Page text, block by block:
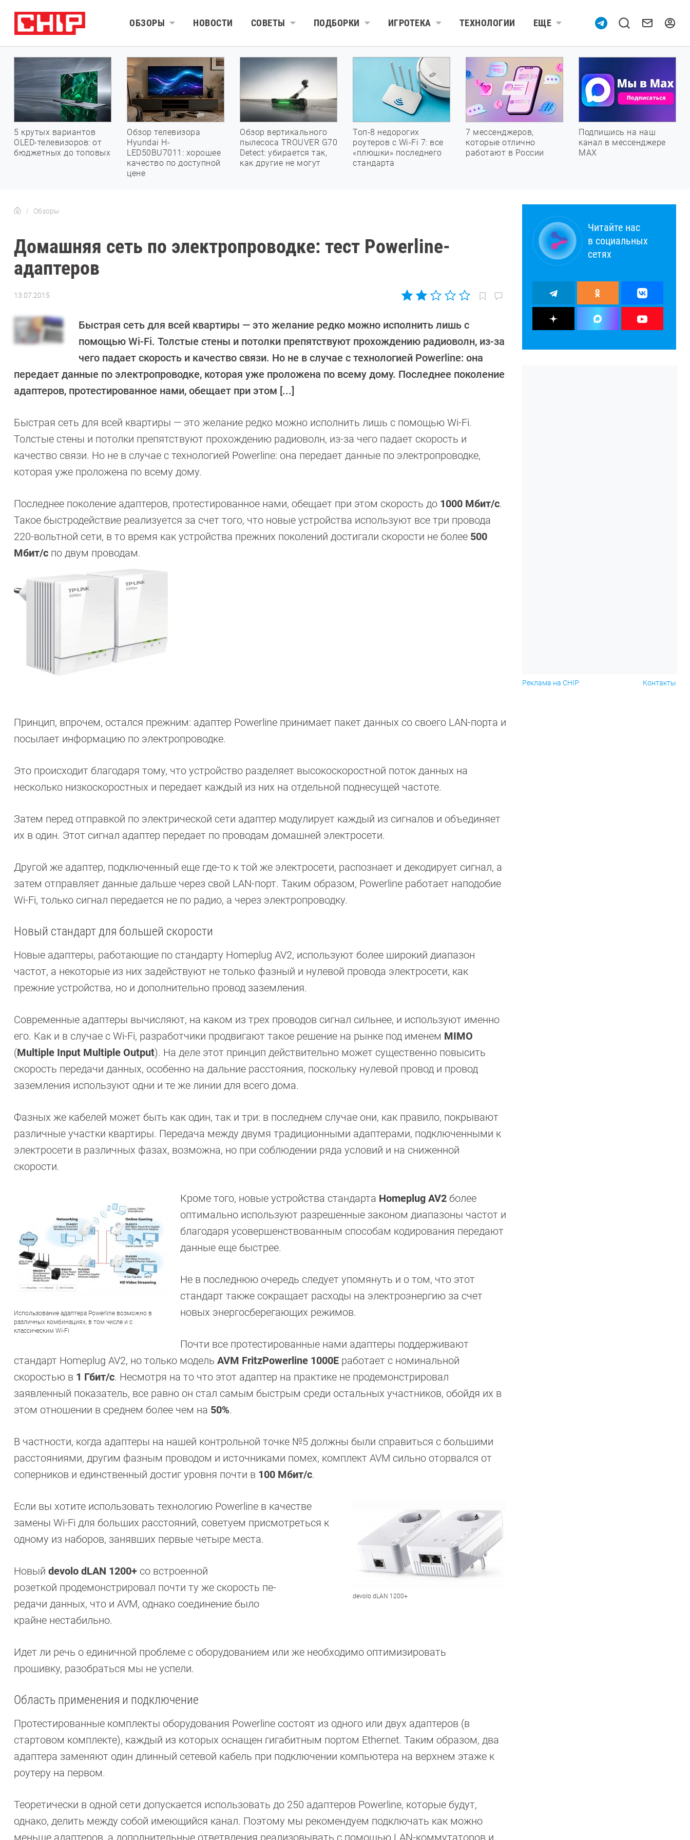
ОБЗОРЫ НОВОСТИ СОВЕТЫ ПОДБОРКИ ИГРОТЕКА ТЕХНОЛОГИИ ЕЩЕ
5 крутых вариантов
OLED-телевизоров: от
бюджетных до топовых
Обзор телевизора
Hyundai H-
LED50BU7011: хорошее
качество по доступной
цене
Обзор вертикального
пылесоса TROUVER G70
Detect: убирается так,
как другие не могут
Топ-8 недорогих
роутеров с Wi-Fi 7: все
«плюшки» последнего
стандарта
7 мессенджеров,
которые отлично
работают в России
Подпишись на наш
канал в мессенджере
МАХ
Обзоры
Домашняя сеть по электропроводке: тест Powerline-
адаптеров
13.07.2015
Киреев
Быстрая сеть для всей квартиры — это желание редко можно исполнить лишь с
помощью Wi-Fi. Толстые стены и потолки препятствуют прохождению радиоволн, из-за
чего падает скорость и качество связи. Но не в случае с технологией Powerline: она
передает данные по электропроводке, которая уже проложена по всему дому. Последнее поколение
адаптеров, протестированное нами, обещает при этом [...]
Быстрая сеть для всей квартиры — это желание редко можно исполнить лишь с помощью Wi-Fi.
Толстые стены и потолки препятствуют прохождению радиоволн, из-за чего падает скорость и
качество связи. Но не в случае с технологией Powerline: она передает данные по электропроводке,
которая уже проложена по всему дому.
Последнее поколение адаптеров, протестированное нами, обещает при этом скорость до 1000 Мбит/с.
Такое быстродействие реализуется за счет того, что новые устройства используют все три провода
220-вольтной сети, в то время как устройства прежних поколений достигали скорости не более 500
Мбит/с по двум проводам.
Принцип, впрочем, остался прежним: адаптер Powerline принимает пакет данных со своего LAN-порта и
посылает информацию по электропроводке.
Это происходит благодаря тому, что устройство разделяет высокоскоростной поток данных на
несколько низкоскоростных и передает каждый из них на отдельной поднесущей частоте.
Затем перед отправкой по электрической сети адаптер модулирует каждый из сигналов и объединяет
их в один. Этот сигнал адаптер передает по проводам домашней электросети.
Другой же адаптер, подключенный еще где-то к той же электросети, распознает и декодирует сигнал, а
затем отправляет данные дальше через свой LAN-порт. Таким образом, Powerline работает наподобие
Wi-Fi, только сигнал передается не по радио, а через электропроводку.
Новый стандарт для большей скорости
Новые адаптеры, работающие по стандарту Homeplug AV2, используют более широкий диапазон
частот, а некоторые из них задействуют не только фазный и нулевой провода электросети, как
прежние устройства, но и дополнительно провод заземления.
Современные адаптеры вычисляют, на каком из трех проводов сигнал сильнее, и используют именно
его. Как и в случае с Wi-Fi, разработчики продвигают такое решение на рынке под именем MIMO
(Multiple Input Multiple Output). На деле этот принцип действительно может существенно повысить
скорость передачи данных, особенно на дальние расстояния, поскольку нулевой провод и провод
заземления используют одни и те же линии для всего дома.
Фазных же кабелей может быть как один, так и три: в последнем случае они, как правило, покрывают
различные участки квартиры. Передача между двумя традиционными адаптерами, подключенными к
электросети в различных фазах, возможна, но при соблюдении ряда условий и на сниженной
скорости.
Использование адаптера Powerline возможно в
различных комбинациях, в том числе и с
классическим Wi-Fi
Кроме того, новые устройства стандарта Homeplug AV2 более
оптимально используют разрешенные законом диапазоны частот и
благодаря усовершенствованным способам кодирования передают
данные еще быстрее.
Не в последнюю очередь следует упомянуть и о том, что этот
стандарт также сокращает расходы на электроэнергию за счет
новых энергосберегающих режимов.
Почти все протестированные нами адаптеры поддерживают
стандарт Homeplug AV2, но только модель AVM FritzPowerline 1000E работает с номинальной
скоростью в 1 Гбит/с. Несмотря на то что этот адаптер на практике не продемонстрировал
заявленный показатель, все равно он стал самым быстрым среди остальных участников, обойдя их в
этом отношении в среднем более чем на 50%.
В частности, когда адаптеры на нашей контрольной точке №5 должны были справиться с большими
расстояниями, другим фазным проводом и источниками помех, комплект AVM сильно оторвался от
соперников и единственный достиг уровня почти в 100 Мбит/с.
devolo dLAN 1200+
Если вы хотите использовать технологию Powerline в качестве
замены Wi-Fi для больших расстояний, советуем присмотреться к
одному из наборов, занявших первые четыре места.
Новый devolo dLAN 1200+ со встроенной
розеткой продемонстрировал почти ту же скорость пе-
редачи данных, что и AVM, однако соединение было
крайне нестабильно.
Идет ли речь о единичной проблеме с оборудованием или же необходимо оптимизировать
прошивку, разобраться мы не успели.
Область применения и подключение
Протестированные комплекты оборудования Powerline состоят из одного или двух адаптеров (в
стартовом комплекте), каждый из которых оснащен гигабитным портом Ethernet. Таким образом, два
адаптера заменяют один длинный сетевой кабель при подключении компьютера на верхнем этаже к
роутеру на первом.
Теоретически в одной сети допускается использовать до 250 адаптеров Powerline, которые будут,
однако, делить между собой имеющийся канал. Поэтому мы рекомендуем подключать как можно
меньше адаптеров, а дополнительные ответвления реализовывать с помощью LAN-коммутаторов и
Читайте нас
в социальных
сетях
Реклама на CHIP Контакты